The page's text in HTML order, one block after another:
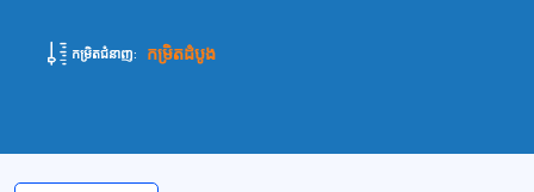
កម្រិតជំនាញ: កម្រិតដំបូង